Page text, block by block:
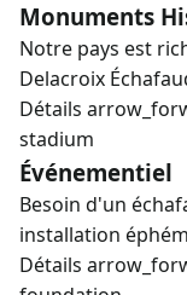
Monuments
Notre pays est
Delacroix
Détails
stadium
Événementiel
Besoin d'un
installation
Détails